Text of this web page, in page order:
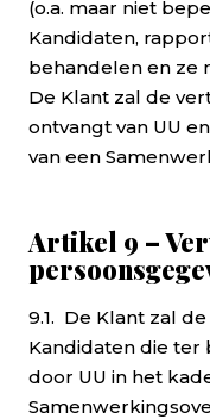
(o.a. maar niet
Kandidaten,
behandelen en ze
De Klant zal de
ontvangt van UU
van een
Artikel 9 –
9.1. De Klant zal
Kandidaten die
door UU in het